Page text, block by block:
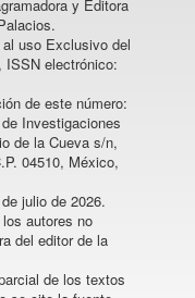
y Editora
uso Exclusivo del
ISSN electrónico:
de este número:
Investigaciones
de la Cueva s/n,
04510, México,
julio de 2026.
autores no
del editor de la
de los textos